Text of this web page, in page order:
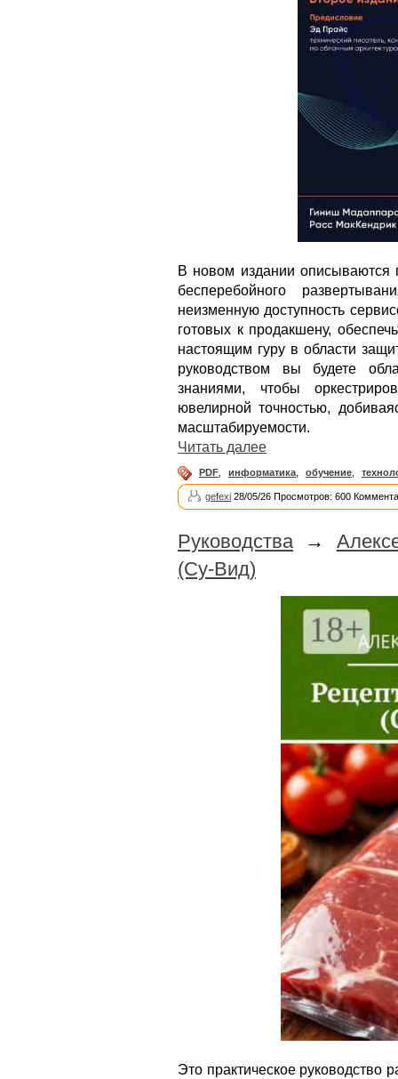
В новом издании
бесперебойного
неизменную доступность
готовых к продакшену,
настоящим гуру в области
руководством вы будете
знаниями, чтобы
ювелирной точностью,
масштабируемости.
Читать далее
PDF информатика обучение
gefexi 28/05/26 Просмотров: 600
Руководства→
(Су-Вид)
Это практическое руководство